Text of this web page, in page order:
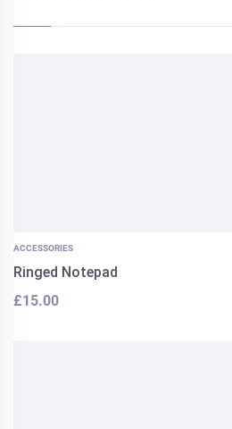
ACCESSORIES
Ringed Notepad
£15.00